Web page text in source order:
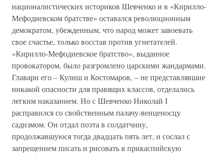
националистических историков Шевченко и в «Кирилло-
Мефодиевском братстве» оставался революционным
демократом, убежденным, что народ может завоевать
свое счастье, только восстав против угнетателей.
«Кирилло-Мефодиевское братство», выданное
провокатором, было разгромлено царскими жандармами.
Главари его – Кулиш и Костомаров, – не представлявшие
никакой опасности для правящих классов, отделались
легким наказанием. Но с Шевченко Николай I
расправился со свойственным палачу-венценосцу
садизмом. Он отдал поэта в солдатчину,
продолжавшуюся тогда двадцать пять лет, и сослал с
запрещением писать и рисовать в прикаспийскую